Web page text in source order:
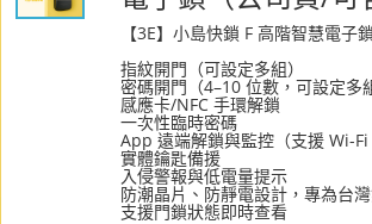
【3E】小島快鎖 F 高階智慧電子
指紋開門（可設定多組）
密碼開門（4–10 位數，可設定多
感應卡/NFC 手環解鎖
一次性臨時密碼
App 遠端解鎖與監控（支援 Wi-Fi
實體鑰匙備援
入侵警報與低電量提示
防潮晶片、防靜電設計，專為台
支援門鎖狀態即時查看